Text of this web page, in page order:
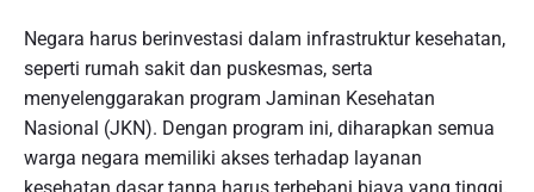
Negara harus berinvestasi dalam infrastruktur kesehatan,
seperti rumah sakit dan puskesmas, serta
menyelenggarakan program Jaminan Kesehatan
Nasional (JKN). Dengan program ini, diharapkan semua
warga negara memiliki akses terhadap layanan